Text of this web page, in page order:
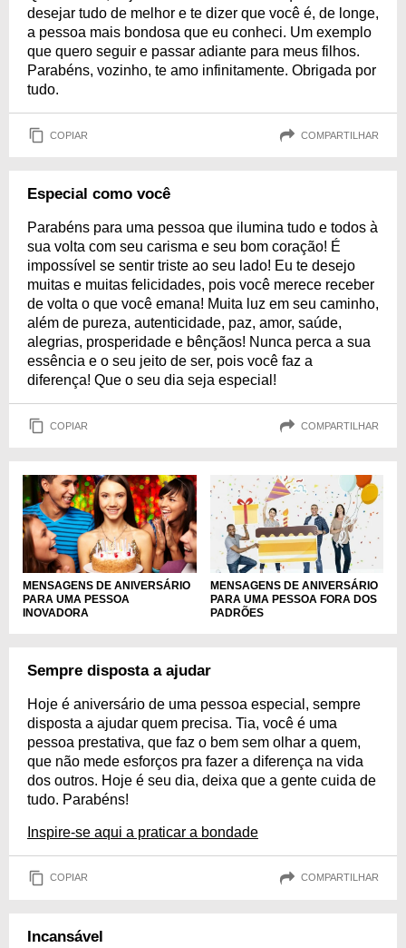
desejar tudo de melhor e te dizer que você é, de longe,
a pessoa mais bondosa que eu conheci. Um exemplo
que quero seguir e passar adiante para meus filhos.
Parabéns, vozinho, te amo infinitamente. Obrigada por
tudo.
COPIAR COMPARTILHAR
Especial como você
Parabéns para uma pessoa que ilumina tudo e todos à
sua volta com seu carisma e seu bom coração! É
impossível se sentir triste ao seu lado! Eu te desejo
muitas e muitas felicidades, pois você merece receber
de volta o que você emana! Muita luz em seu caminho,
além de pureza, autenticidade, paz, amor, saúde,
alegrias, prosperidade e bênçãos! Nunca perca a sua
essência e o seu jeito de ser, pois você faz a
diferença! Que o seu dia seja especial!
COPIAR COMPARTILHAR
MENSAGENS DE ANIVERSÁRIO
PARA UMA PESSOA
INOVADORA
MENSAGENS DE ANIVERSÁRIO
PARA UMA PESSOA FORA DOS
PADRÕES
Sempre disposta a ajudar
Hoje é aniversário de uma pessoa especial, sempre
disposta a ajudar quem precisa. Tia, você é uma
pessoa prestativa, que faz o bem sem olhar a quem,
que não mede esforços pra fazer a diferença na vida
dos outros. Hoje é seu dia, deixa que a gente cuida de
tudo. Parabéns!
Inspire-se aqui a praticar a bondade
COPIAR COMPARTILHAR
Incansável